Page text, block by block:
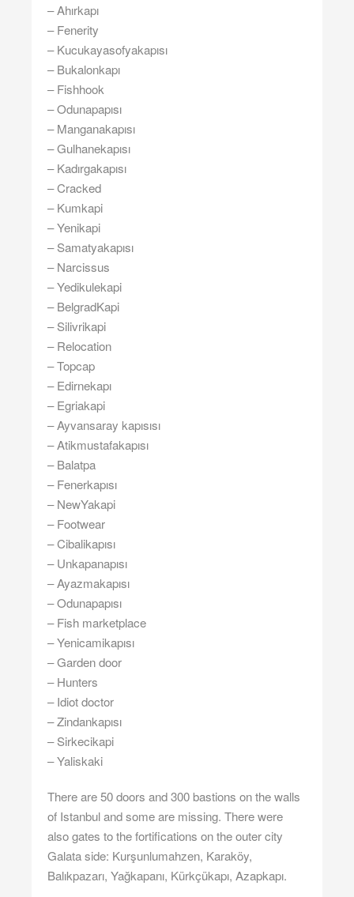
– Ahırkapı
– Fenerity
– Kucukayasofyakapısı
– Bukalonkapı
– Fishhook
– Odunapapısı
– Manganakapısı
– Gulhanekapısı
– Kadırgakapısı
– Cracked
– Kumkapi
– Yenikapi
– Samatyakapısı
– Narcissus
– Yedikulekapi
– BelgradKapi
– Silivrikapi
– Relocation
– Topcap
– Edirnekapı
– Egriakapi
– Ayvansaray kapısısı
– Atikmustafakapısı
– Balatpa
– Fenerkapısı
– NewYakapi
– Footwear
– Cibalikapısı
– Unkapanapısı
– Ayazmakapısı
– Odunapapısı
– Fish marketplace
– Yenicamikapısı
– Garden door
– Hunters
– Idiot doctor
– Zindankapısı
– Sirkecikapi
– Yaliskaki
There are 50 doors and 300 bastions on the walls
of Istanbul and some are missing. There were
also gates to the fortifications on the outer city
Galata side: Kurşunlumahzen, Karaköy,
Balıkpazarı, Yağkapanı, Kürkçükapı, Azapkapı.